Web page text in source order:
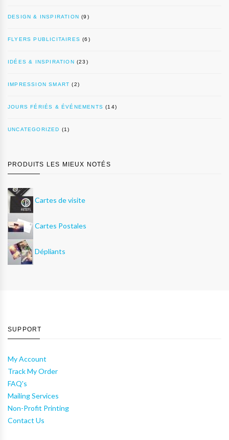
DESIGN & INSPIRATION (9)
FLYERS PUBLICITAIRES (6)
IDÉES & INSPIRATION (23)
IMPRESSION SMART (2)
JOURS FÉRIÉS & ÉVÉNEMENTS (14)
UNCATEGORIZED (1)
PRODUITS LES MIEUX NOTÉS
Cartes de visite
Cartes Postales
Dépliants
SUPPORT
My Account
Track My Order
FAQ's
Mailing Services
Non-Profit Printing
Contact Us